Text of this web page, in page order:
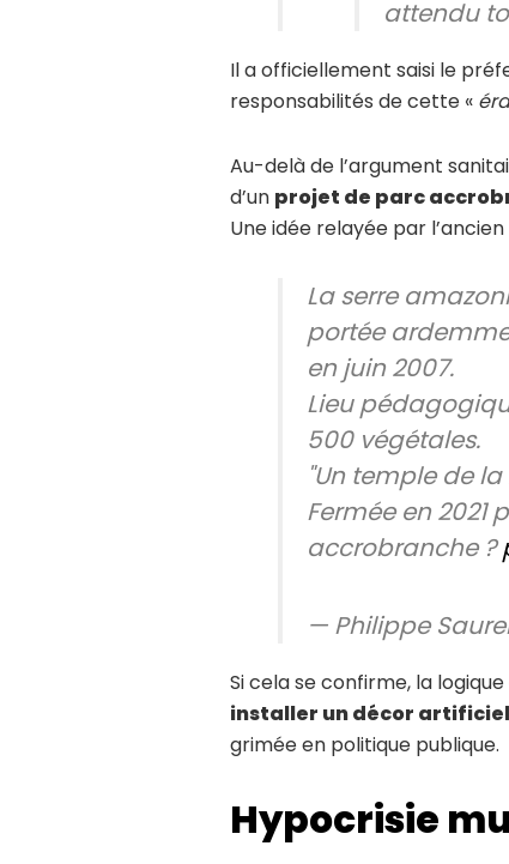
attendu
Il a officiellement saisi le
responsabilités de cette «
Au-delà de l’argument
d’un projet de parc
Une idée relayée par
La serre
portée
en juin 2007.
Lieu
500 végétales.
"Un temple de
Fermée en
accrobranche ?
— Philippe
Si cela se confirme, la
installer un décor
grimée en politique publique.
Hypocrisie